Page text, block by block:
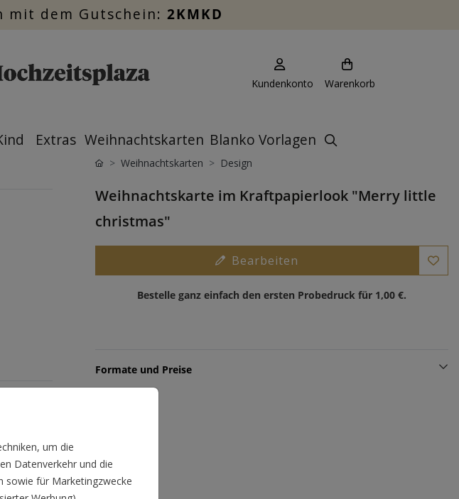
mit dem Gutschein: 2KMKD
Kundenkonto Warenkorb
Extras Weihnachtskarten Blanko Vorlagen
um die
Datenverkehr und die
sowie für Marketingzwecke
Weihnachtskarten Design
Weihnachtskarte im Kraftpapierlook "Merry little
christmas"
Bearbeiten
Bestelle ganz einfach den ersten Probedruck für 1,00 €.
Formate und Preise